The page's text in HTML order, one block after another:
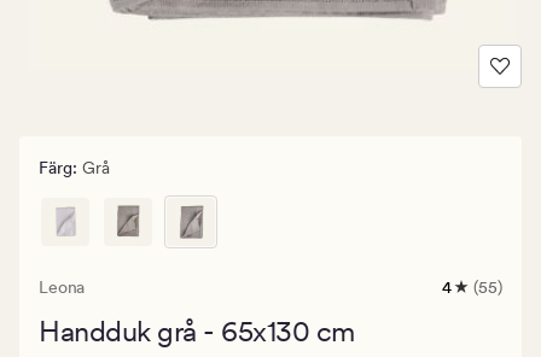
Färg: Grå
Leona
55
4 (55)
Handduk grå - 65x130 cm